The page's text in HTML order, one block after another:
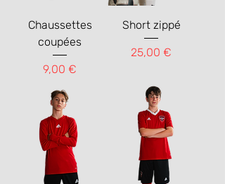
Chaussettes
coupées
Prix
9,00 €
Short zippé
Prix
25,00 €